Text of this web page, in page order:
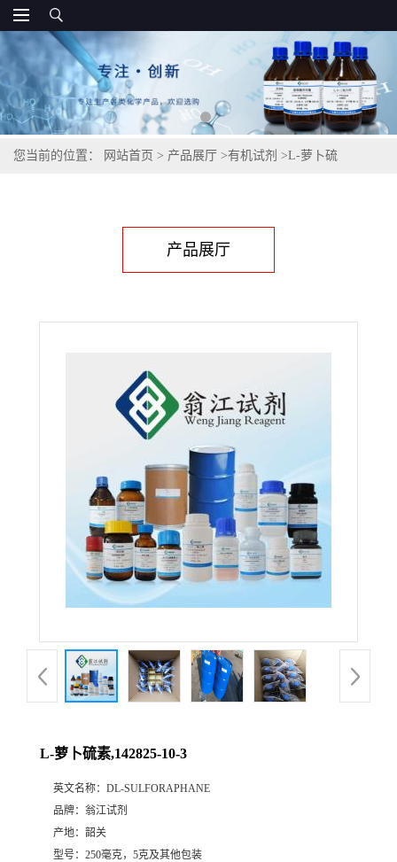
您当前的位置： 网站首页 > 产品展厅 >有机试剂 >L-萝卜硫
产品展厅
L-萝卜硫素,142825-10-3
英文名称： DL-SULFORAPHANE
品牌： 翁江试剂
产地： 韶关
型号： 250毫克，5克及其他包装